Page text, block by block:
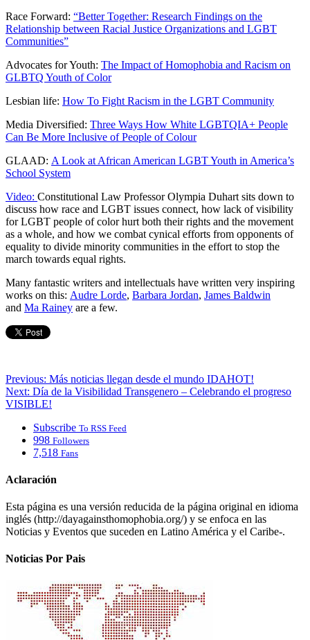
Race Forward: “Better Together: Research Findings on the
Relationship between Racial Justice Organizations and LGBT
Communities”
Advocates for Youth: The Impact of Homophobia and Racism on
GLBTQ Youth of Color
Lesbian life: How To Fight Racism in the LGBT Community
Media Diversified: Three Ways How White LGBTQIA+ People
Can Be More Inclusive of People of Colour
GLAAD: A Look at African American LGBT Youth in America’s
School System
Video: Constitutional Law Professor Olympia Duhart sits down to
discuss how race and LGBT issues connect, how lack of visibility
for LGBT people of color hurt both their rights and the movement
as a whole, and how we combat cynical efforts from opponents of
equality to divide minority communities in the effort to stop the
march towards equal rights.
Many fantastic writers and intellectuals have written very inspiring
works on this: Audre Lorde, Barbara Jordan, James Baldwin
and Ma Rainey are a few.
Previous: Más noticias llegan desde el mundo IDAHOT!
Next: Día de la Visibilidad Transgenero – Celebrando el progreso
VISIBLE!
Subscribe To RSS Feed
998 Followers
7,518 Fans
Aclaración
Esta página es una versión reducida de la página original en idioma
inglés (http://dayagainsthomophobia.org/) y se enfoca en las
Noticias y Eventos que suceden en Latino América y el Caribe-.
Noticias Por Pais